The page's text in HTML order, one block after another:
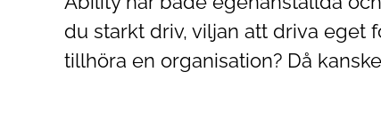
du starkt driv, viljan att driva eget
tillhöra en organisation? Då